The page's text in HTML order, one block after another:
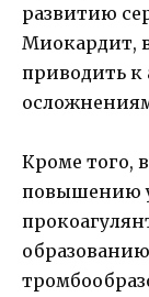
развитию
Миокардит,
приводить
Кроме того,
повышению